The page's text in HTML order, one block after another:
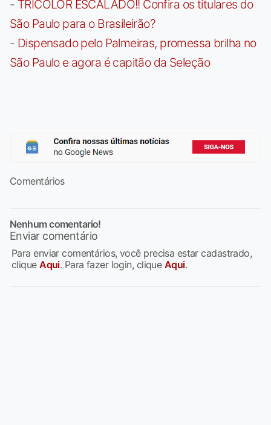
- TRICOLOR ESCALADO!! Confira os titulares do
São Paulo para o Brasileirão?
- Dispensado pelo Palmeiras, promessa brilha no
São Paulo e agora é capitão da Seleção
Comentários
Nenhum comentario!
Enviar comentário
Para enviar comentários, você precisa estar cadastrado,
cliqueAqui. Para fazer login, clique Aqui.